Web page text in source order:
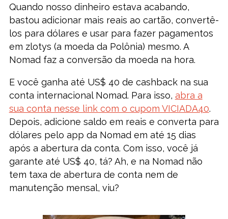
Quando nosso dinheiro estava acabando,
bastou adicionar mais reais ao cartão, convertê-
los para dólares e usar para fazer pagamentos
em zlotys (a moeda da Polônia) mesmo. A
Nomad faz a conversão da moeda na hora.
E você ganha até US$ 40 de cashback na sua
conta internacional Nomad. Para isso, abra a
sua conta nesse link com o cupom VICIADA40.
Depois, adicione saldo em reais e converta para
dólares pelo app da Nomad em até 15 dias
após a abertura da conta. Com isso, você já
garante até US$ 40, tá? Ah, e na Nomad não
tem taxa de abertura de conta nem de
manutenção mensal, viu?